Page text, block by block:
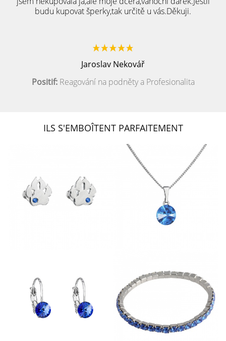
budu kupovat šperky,tak určitě u vás.Děkuji.
Jaroslav Nekovář
Positif:Reagování na podněty a Profesionalita
ILS S'EMBOÎTENT PARFAITEMENT